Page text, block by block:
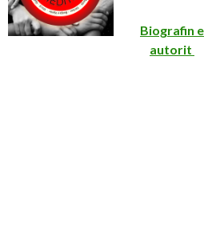
Biografin e
autorit